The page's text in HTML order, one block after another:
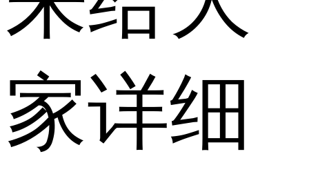
家详细